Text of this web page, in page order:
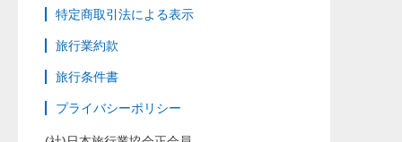
特定商取引法による表示
旅行業約款
旅行条件書
プライバシーポリシー